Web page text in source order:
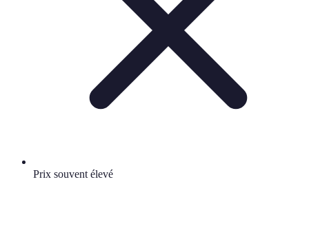
Prix souvent élevé